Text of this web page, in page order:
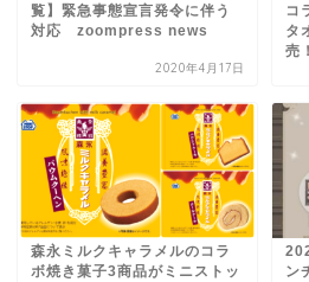
覧】緊急事態宣言発令に伴う
対応 zoompress news
2020年4月17日
コ
タ
売！
森永ミルクキャラメルのコラ
ボ焼き菓子3商品がミニストッ
ン